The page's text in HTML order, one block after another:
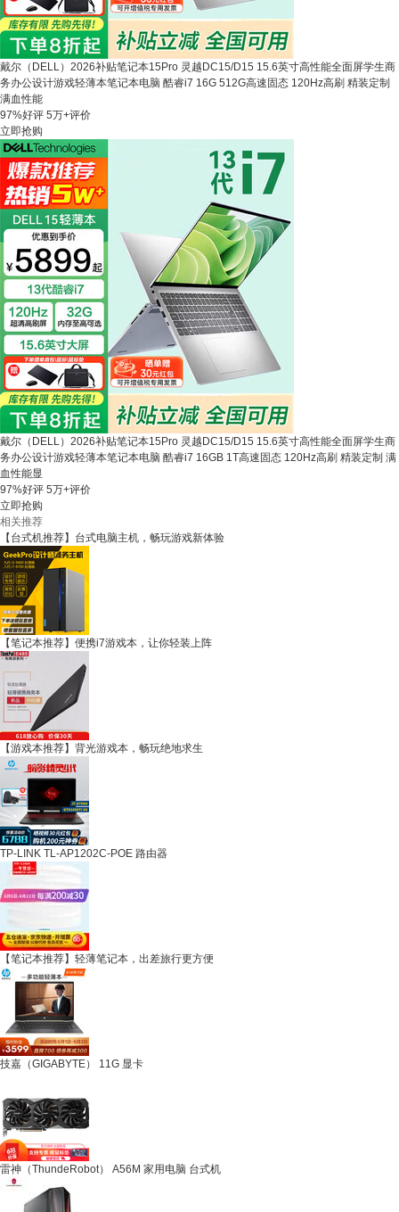
戴尔（DELL）2026补贴笔记本15Pro 灵越DC15/D15 15.6英寸高性能全面屏学生商
务办公设计游戏轻薄本笔记本电脑 酷睿i7 16G 512G高速固态 120Hz高刷 精装定制
满血性能
97%好评 5万+评价
立即抢购
戴尔（DELL）2026补贴笔记本15Pro 灵越DC15/D15 15.6英寸高性能全面屏学生商
务办公设计游戏轻薄本笔记本电脑 酷睿i7 16GB 1T高速固态 120Hz高刷 精装定制 满
血性能显
97%好评 5万+评价
立即抢购
相关推荐
【台式机推荐】台式电脑主机，畅玩游戏新体验
【笔记本推荐】便携i7游戏本，让你轻装上阵
【游戏本推荐】背光游戏本，畅玩绝地求生
TP-LINK TL-AP1202C-POE 路由器
【笔记本推荐】轻薄笔记本，出差旅行更方便
技嘉（GIGABYTE） 11G 显卡
雷神（ThundeRobot） A56M 家用电脑 台式机